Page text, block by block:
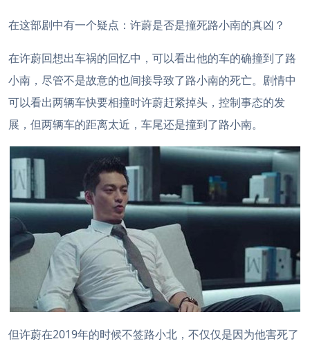
在这部剧中有一个疑点：许蔚是否是撞死路小南的真凶？
在许蔚回想出车祸的回忆中，可以看出他的车的确撞到了路
小南，尽管不是故意的也间接导致了路小南的死亡。剧情中
可以看出两辆车快要相撞时许蔚赶紧掉头，控制事态的发
展，但两辆车的距离太近，车尾还是撞到了路小南。
但许蔚在2019年的时候不签路小北，不仅仅是因为他害死了